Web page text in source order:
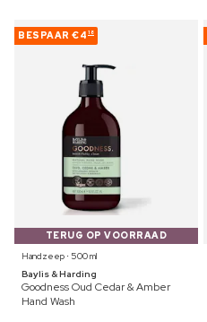
BESPAAR €4 18
TERUG OP VOORRAAD
Handzeep ⋅ 500 ml
Baylis & Harding
Goodness Oud Cedar & Amber
Hand Wash